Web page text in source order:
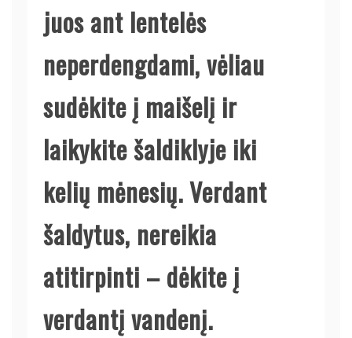
juos ant lentelės
neperdengdami, vėliau
sudėkite į maišelį ir
laikykite šaldiklyje iki
kelių mėnesių. Verdant
šaldytus, nereikia
atitirpinti – dėkite į
verdantį vandenį.